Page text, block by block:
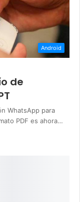
Android
de
WhatsApp para
PDF es ahora…